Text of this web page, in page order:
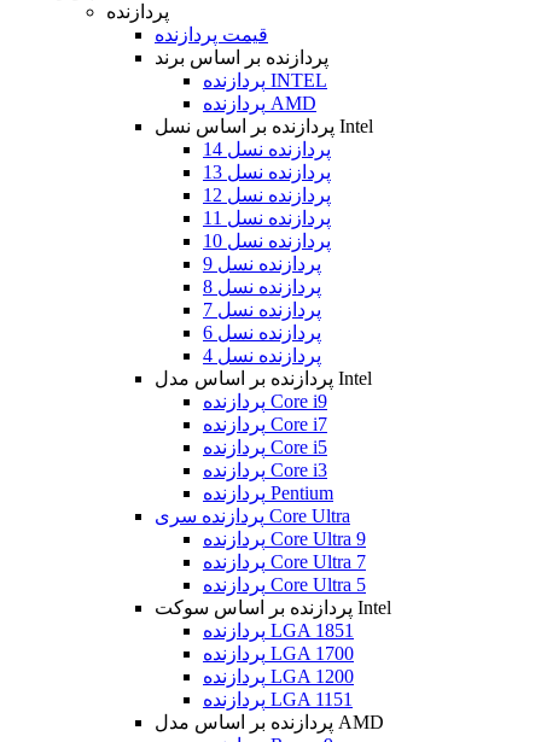
پردازنده
قیمت پردازنده
پردازنده بر اساس برند
پردازنده INTEL
پردازنده AMD
پردازنده بر اساس نسل Intel
پردازنده نسل 14
پردازنده نسل 13
پردازنده نسل 12
پردازنده نسل 11
پردازنده نسل 10
پردازنده نسل 9
پردازنده نسل 8
پردازنده نسل 7
پردازنده نسل 6
پردازنده نسل 4
پردازنده بر اساس مدل Intel
پردازنده Core i9
پردازنده Core i7
پردازنده Core i5
پردازنده Core i3
پردازنده Pentium
پردازنده سری Core Ultra
پردازنده Core Ultra 9
پردازنده Core Ultra 7
پردازنده Core Ultra 5
پردازنده بر اساس سوکت Intel
پردازنده LGA 1851
پردازنده LGA 1700
پردازنده LGA 1200
پردازنده LGA 1151
پردازنده بر اساس مدل AMD